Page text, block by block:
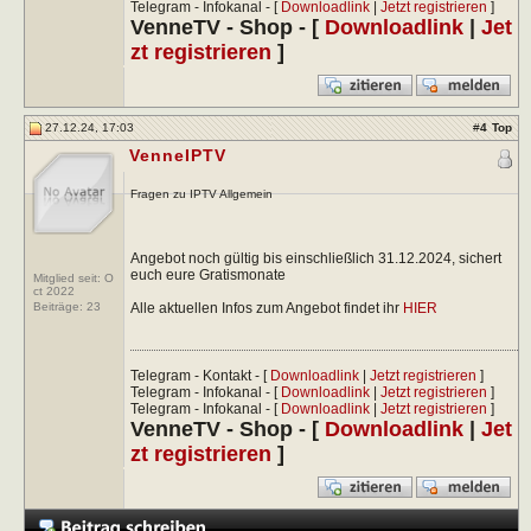
Telegram - Infokanal - [ Downloadlink| Jetzt registrieren ]
VenneTV - Shop - [ Downloadlink| Jet
zt registrieren ]
27.12.24, 17:03 #4 Top
Mitglied seit: O
ct 2022
Beiträge: 23
VenneIPTV
Fragen zu IPTV Allgemein
Angebot noch gültig bis einschließlich 31.12.2024, sichert
euch eure Gratismonate
Alle aktuellen Infos zum Angebot findet ihr HIER
Telegram - Kontakt - [ Downloadlink| Jetzt registrieren ]
Telegram - Infokanal - [ Downloadlink| Jetzt registrieren ]
Telegram - Infokanal - [ Downloadlink| Jetzt registrieren ]
VenneTV - Shop - [ Downloadlink| Jet
zt registrieren ]